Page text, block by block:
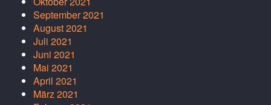
September 2021
August 2021
Juli 2021
Juni 2021
Mai 2021
April 2021
März 2021